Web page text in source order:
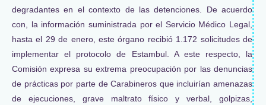
degradantes en el contexto de las detenciones. De acuerdo
con, la información suministrada por el Servicio Médico Legal,
hasta el 29 de enero, este órgano recibió 1.172 solicitudes de
implementar el protocolo de Estambul. A este respecto, la
Comisión expresa su extrema preocupación por las denuncias
de prácticas por parte de Carabineros que incluirían amenazas
de ejecuciones, grave maltrato físico y verbal, golpizas,